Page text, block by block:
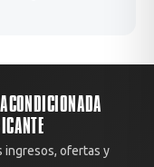
ingresos, ofertas y